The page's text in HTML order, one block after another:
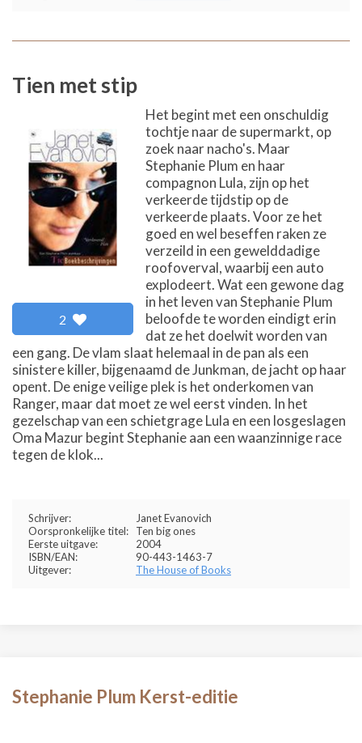
Tien met stip
2
Het begint met een onschuldig
tochtje naar de supermarkt, op
zoek naar nacho's. Maar
Stephanie Plum en haar
compagnon Lula, zijn op het
verkeerde tijdstip op de
verkeerde plaats. Voor ze het
goed en wel beseffen raken ze
verzeild in een gewelddadige
roofoverval, waarbij een auto
explodeert. Wat een gewone dag
in het leven van Stephanie Plum
beloofde te worden eindigt erin
dat ze het doelwit worden van
een gang. De vlam slaat helemaal in de pan als een
sinistere killer, bijgenaamd de Junkman, de jacht op haar
opent. De enige veilige plek is het onderkomen van
Ranger, maar dat moet ze wel eerst vinden. In het
gezelschap van een schietgrage Lula en een losgeslagen
Oma Mazur begint Stephanie aan een waanzinnige race
tegen de klok...
Schrijver:
Janet Evanovich
Oorspronkelijke titel:
Ten big ones
Eerste uitgave:
2004
ISBN/EAN:
90-443-1463-7
Uitgever:
The House of Books
Stephanie Plum Kerst-editie